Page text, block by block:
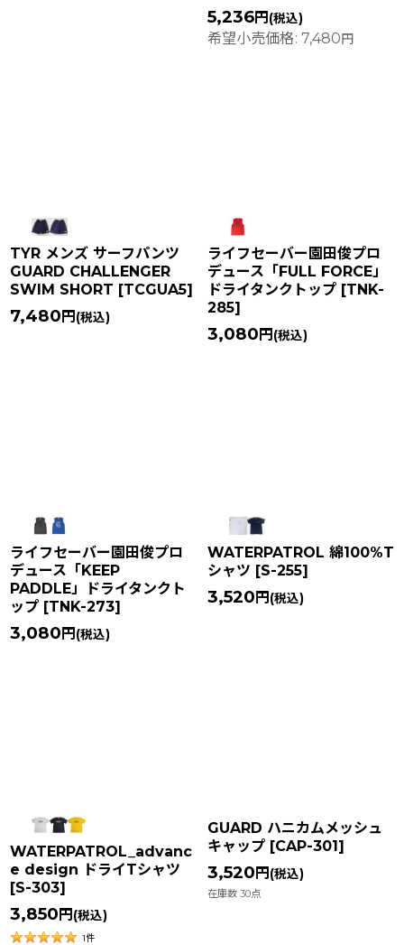
5,236円 (税込)
希望小売価格: 7,480円
TYR メンズ サーフパンツ
GUARD CHALLENGER
SWIM SHORT [TCGUA5]
7,480 円 (税込)
ライフセーバー園田俊プロ
デュース「FULL FORCE」
ドライタンクトップ [TNK-
285]
3,080 円 (税込)
ライフセーバー園田俊プロ
デュース「KEEP
PADDLE」ドライタンクト
ップ [TNK-273]
3,080 円 (税込)
WATERPATROL 綿100%T
シャツ [S-255]
3,520 円 (税込)
WATERPATROL_advanc
e design ドライTシャツ
[S-303]
3,850 円 (税込)
1件
GUARD ハニカムメッシュ
キャップ [CAP-301 ]
3,520 円 (税込)
在庫数 30点